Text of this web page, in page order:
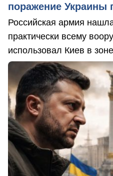
поражение Украины
Российская армия
практически всему
использовал Киев в